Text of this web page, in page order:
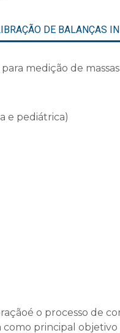
DE BALANÇAS
medição de
e pediátrica)
o processo de
como principal